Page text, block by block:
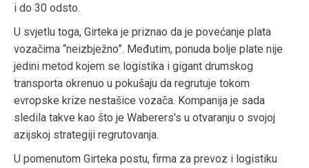
i do 30 odsto.
U svjetlu toga, Girteka je priznao da je povećanje plata
vozačima “neizbježno”. Međutim, ponuda bolje plate nije
jedini metod kojem se logistika i gigant drumskog
transporta okrenuo u pokušaju da regrutuje tokom
evropske krize nestašice vozača. Kompanija je sada
sledila takve kao što je Waberers's u otvaranju o svojoj
azijskoj strategiji regrutovanja.
U pomenutom Girteka postu, firma za prevoz i logistiku